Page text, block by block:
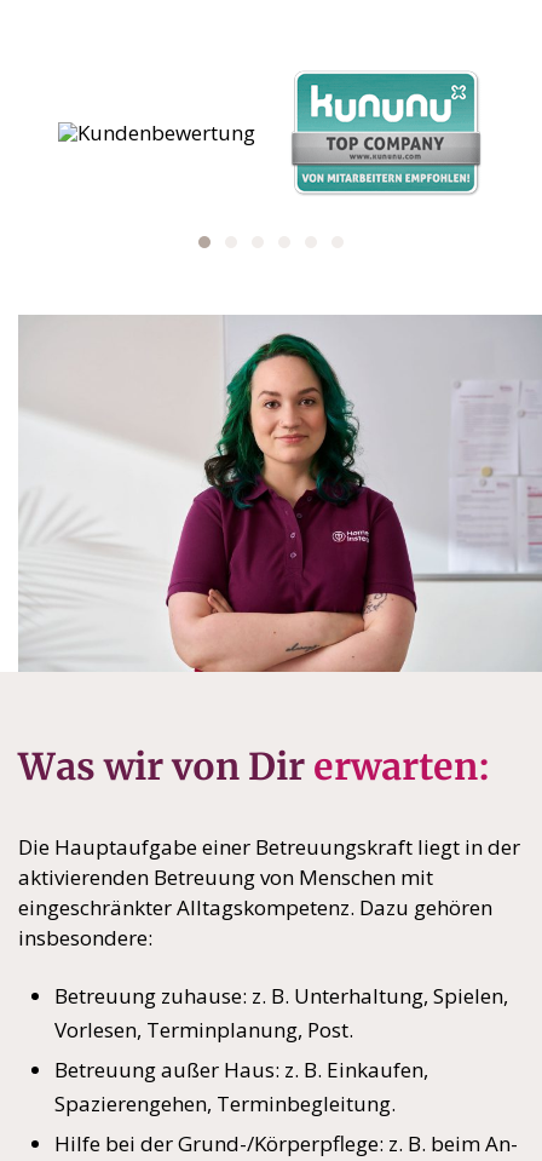
Was wir von Dir erwarten:
Die Hauptaufgabe einer Betreuungskraft liegt in der
aktivierenden Betreuung von Menschen mit
eingeschränkter Alltagskompetenz. Dazu gehören
insbesondere:
Betreuung zuhause: z. B. Unterhaltung, Spielen,
Vorlesen, Terminplanung, Post.
Betreuung außer Haus: z. B. Einkaufen,
Spazierengehen, Terminbegleitung.
Hilfe bei der Grund-/Körperpflege: z. B. beim An-